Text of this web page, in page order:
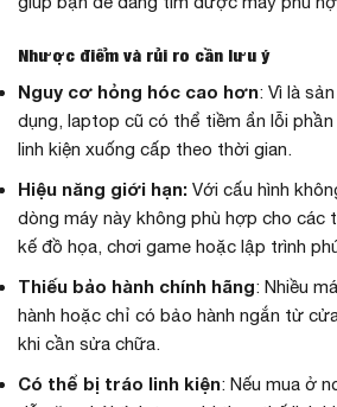
Nhược điểm và rủi ro cần lưu ý
Nguy cơ hỏng hóc cao hơn: Vì là
dụng, laptop cũ có thể tiềm ẩn lỗi
linh kiện xuống cấp theo thời gian.
Hiệu năng giới hạn: Với cấu hình
dòng máy này không phù hợp cho các
kế đồ họa, chơi game hoặc lập trình
Thiếu bảo hành chính hãng: Nhiều
hành hoặc chỉ có bảo hành ngắn từ
khi cần sửa chữa.
Có thể bị tráo linh kiện: Nếu mua ở